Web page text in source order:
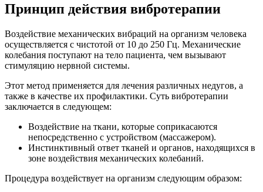
Принцип действия вибротерапии
Воздействие механических вибраций на организм человека
осуществляется с чистотой от 10 до 250 Гц. Механические
колебания поступают на тело пациента, чем вызывают
стимуляцию нервной системы.
Этот метод применяется для лечения различных недугов, а
также в качестве их профилактики. Суть вибротерапии
заключается в следующем:
Воздействие на ткани, которые соприкасаются
непосредственно с устройством (массажером).
Инстинктивный ответ тканей и органов, находящихся в
зоне воздействия механических колебаний.
Процедура воздействует на организм следующим образом: